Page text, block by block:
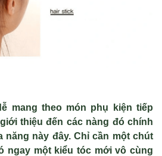
mang theo món phụ kiện tiếp
thiệu đến các nàng đó chính
năng này đây. Chỉ cần một chút
ngay một kiểu tóc mới vô cùng